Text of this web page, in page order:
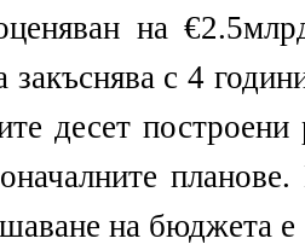
на
закъснява с 4
десет построени
на бюджета